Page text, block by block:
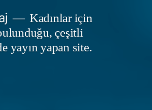
Kadınlar için
çeşitli
yayın yapan site.